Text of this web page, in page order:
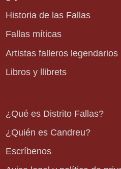
Historia de las Fallas
Fallas míticas
Artistas falleros legendarios
Libros y llibrets
¿Qué es Distrito Fallas?
¿Quién es Candreu?
Escríbenos